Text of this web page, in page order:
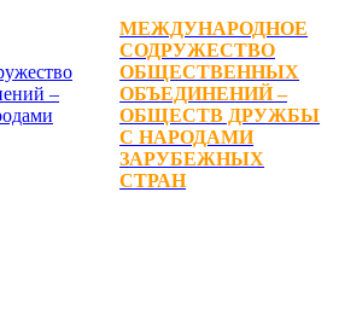
МЕЖДУНАРОДНОЕ
СОДРУЖЕСТВО
ОБЩЕСТВЕННЫХ
ОБЪЕДИНЕНИЙ –
ОБЩЕСТВ ДРУЖБЫ
С НАРОДАМИ
ЗАРУБЕЖНЫХ
СТРАН